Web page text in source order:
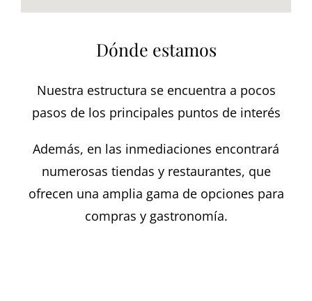
Dónde estamos
Nuestra estructura se encuentra a pocos
pasos de los principales puntos de interés
Además, en las inmediaciones encontrará
numerosas tiendas y restaurantes, que
ofrecen una amplia gama de opciones para
compras y gastronomía.